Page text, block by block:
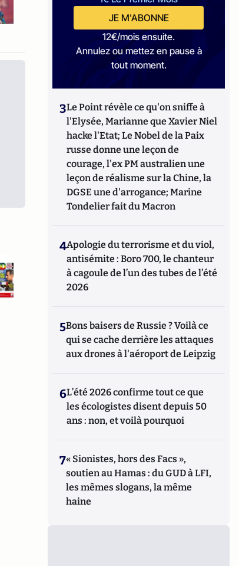
JE M'ABONNE
12€/mois ensuite.
Annulez ou mettez en pause à
tout moment.
3Le Point révèle ce qu'on sniffe à
l'Elysée, Marianne que Xavier Niel
hacke l'Etat; Le Nobel de la Paix
russe donne une leçon de
courage, l'ex PM australien une
leçon de réalisme sur la Chine, la
DGSE une d'arrogance; Marine
Tondelier fait du Macron
4Apologie du terrorisme et du viol,
antisémite : Boro 700, le chanteur
à cagoule de l’un des tubes de l’été
2026
5Bons baisers de Russie ? Voilà ce
qui se cache derrière les attaques
aux drones à l'aéroport de Leipzig
6L’été 2026 confirme tout ce que
les écologistes disent depuis 50
ans : non, et voilà pourquoi
7« Sionistes, hors des Facs »,
soutien au Hamas : du GUD à LFI,
les mêmes slogans, la même
haine